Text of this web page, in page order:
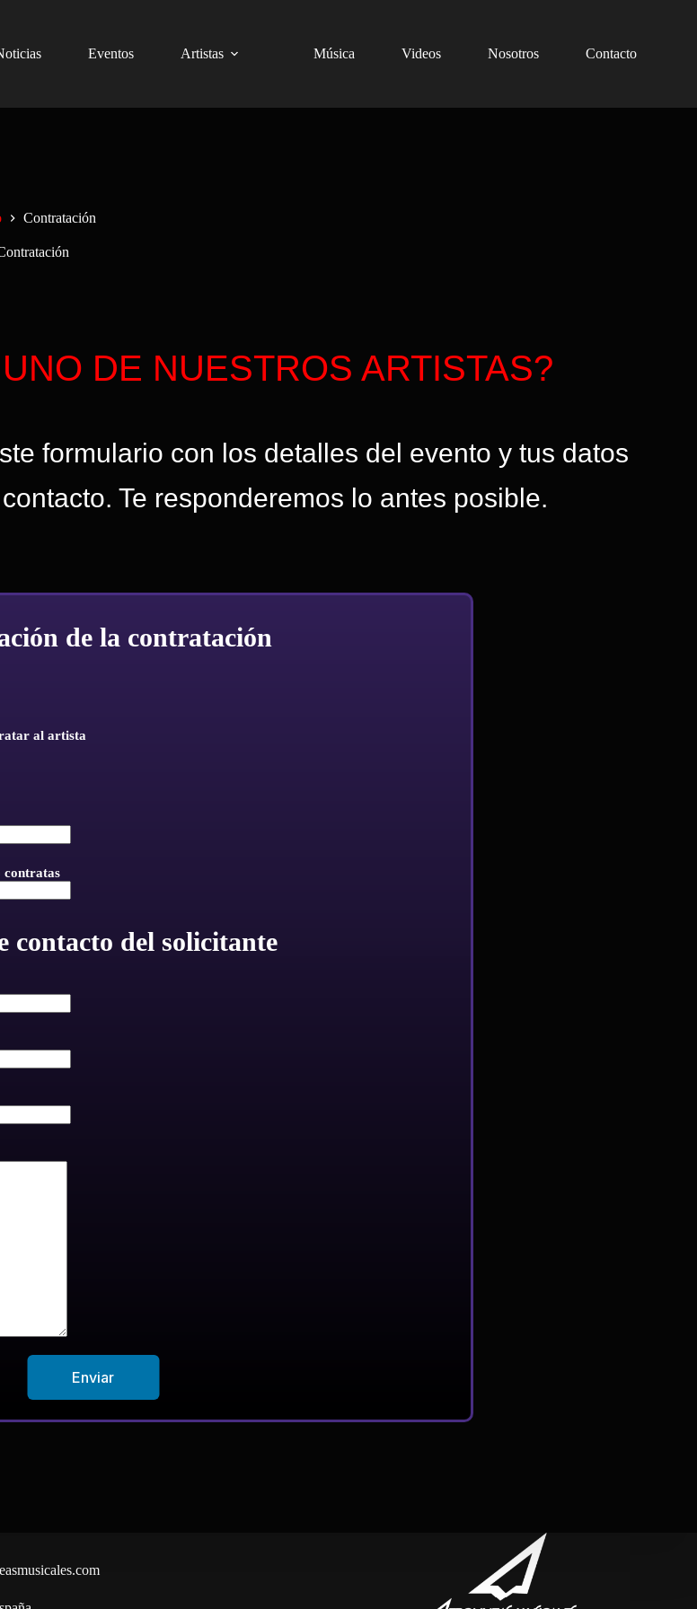
Eventos Artistas Música Videos Nosotros Contacto
Contratación
DE NUESTROS ARTISTAS?
formulario con los detalles del evento y tus datos
Te responderemos lo antes posible.
de la contratación
al artista
contratas
contacto del solicitante